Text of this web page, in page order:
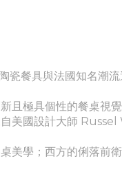
瓷餐具與法國知名潮
且極具個性的餐桌視覺
美國設計大師
美學；西方的俐落前